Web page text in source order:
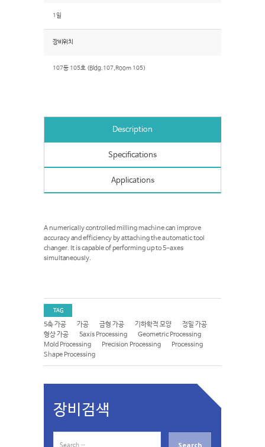
1일
장비위치
107동 105호 (Bldg.107,Room 105)
Description
Specifications
Applications
A numerically controlled milling machine can improve
accuracy and efficiency by attaching the automatic tool
changer. It is capable of performing up to 5-axes
simultaneously.
TAG
5축 가공 가공 금형 가공 기하학적 모양
정밀 가공
형상 가공
5axis Processing
Geometric Processing
Mold Processing
Precision Processing
Processing
Shape Processing
장비검색